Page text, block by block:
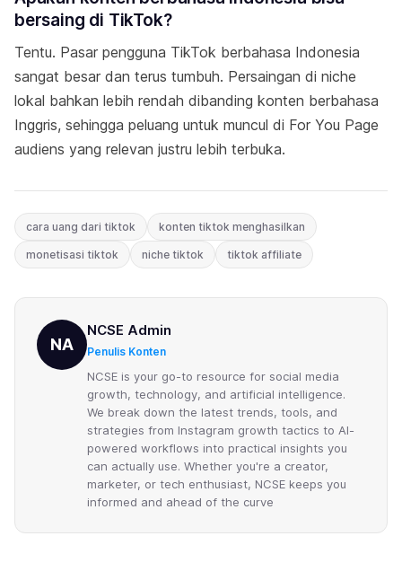
bersaing di TikTok?
Tentu. Pasar pengguna TikTok berbahasa Indonesia
sangat besar dan terus tumbuh. Persaingan di niche
lokal bahkan lebih rendah dibanding konten berbahasa
Inggris, sehingga peluang untuk muncul di For You Page
audiens yang relevan justru lebih terbuka.
cara uang dari tiktok konten tiktok menghasilkan
monetisasi tiktok niche tiktok tiktok affiliate
NA
NCSE Admin
Penulis Konten
NCSE is your go-to resource for social media
growth, technology, and artificial intelligence.
We break down the latest trends, tools, and
strategies from Instagram growth tactics to AI-
powered workflows into practical insights you
can actually use. Whether you're a creator,
marketer, or tech enthusiast, NCSE keeps you
informed and ahead of the curve